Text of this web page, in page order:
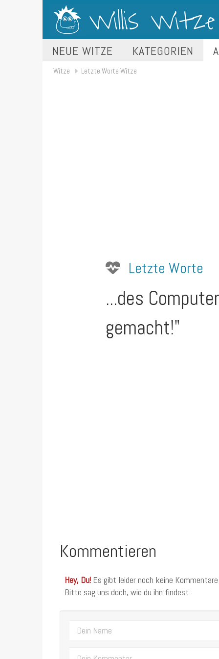
NEUE WITZE KATEGORIEN
Witze Letzte Worte Witze
Letzte Worte
...des
gemacht!"
Kommentieren
Hey, Du! Es gibt leider noch keine
Bitte sag uns doch, wie du ihn findest.